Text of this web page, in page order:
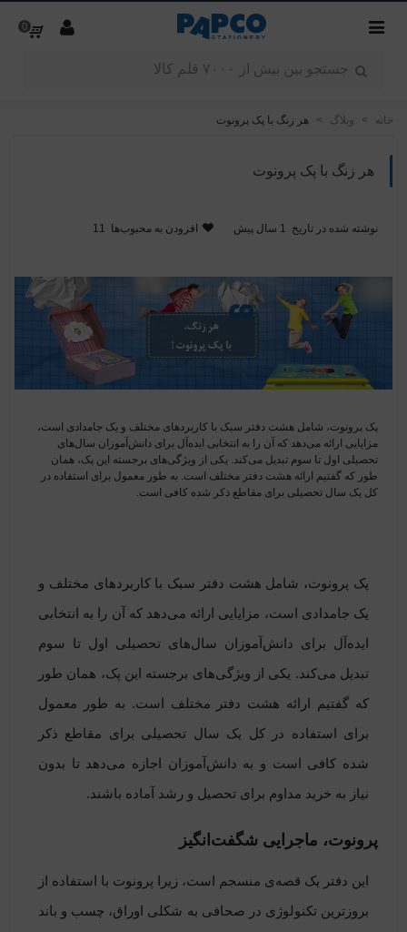
0
خانه > وبلاگ > هر زنگ با پک پرونوت
هر زنگ با پک پرونوت
نوشته شده در تاریخ 1 سال پیش افزودن به محبوب‌ها 11
پک پرونوت، شامل هشت دفتر سبک با کاربردهای مختلف و یک جامدادی است،
مزایایی ارائه می‌دهد که آن را به انتخابی ایده‌آل برای دانش‌آموزان سال‌های
تحصیلی اول تا سوم تبدیل می‌کند. یکی از ویژگی‌های برجسته این پک، همان
طور که گفتیم ارائه هشت دفتر مختلف است. به طور معمول برای استفاده در
کل یک سال تحصیلی برای مقاطع ذکر شده کافی است.
پک پرونوت، شامل هشت دفتر سبک با کاربردهای مختلف و
یک جامدادی است، مزایایی ارائه می‌دهد که آن را به انتخابی
ایده‌آل برای دانش‌آموزان سال‌های تحصیلی اول تا سوم
تبدیل می‌کند. یکی از ویژگی‌های برجسته این پک، همان طور
که گفتیم ارائه هشت دفتر مختلف است. به طور معمول
برای استفاده در کل یک سال تحصیلی برای مقاطع ذکر
شده کافی است و به دانش‌آموزان اجازه می‌دهد تا بدون
نیاز به خرید مداوم برای تحصیل و رشد آماده باشند.
پرونوت، ماجرایی شگفت‌انگیز
این دفتر یک قصه‌ی منسجم است، زیرا پرونوت با استفاده از
بروزترین تکنولوژی در صحافی به شکلی اوراق، چسب و باند